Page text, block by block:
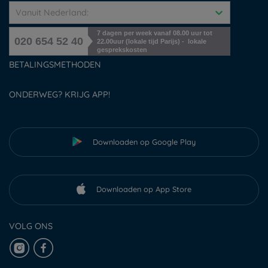
Vanuit Nederland:
020 654 52 40
7 dagen per week vanaf 08.00 uur tot
22.00uur (lokale tijd Parijs) - lokale
gesprekskosten
BETALINGSMETHODEN
ONDERWEG? KRIJG APP!
Downloaden op Google Play
Downloaden op App Store
VOLG ONS